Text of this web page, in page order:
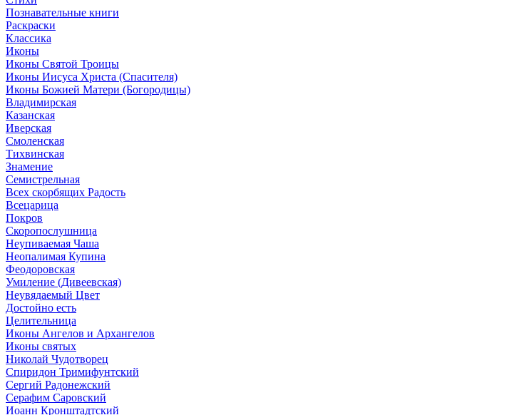
Познавательные книги
Раскраски
Классика
Иконы
Иконы Святой Троицы
Иконы Иисуса Христа (Спасителя)
Иконы Божией Матери (Богородицы)
Владимирская
Казанская
Иверская
Смоленская
Тихвинская
Знамение
Семистрельная
Всех скорбящих Радость
Всецарица
Покров
Скоропослушница
Неупиваемая Чаша
Неопалимая Купина
Феодоровская
Умиление (Дивеевская)
Неувядаемый Цвет
Достойно есть
Целительница
Иконы Ангелов и Архангелов
Иконы святых
Николай Чудотворец
Спиридон Тримифунтский
Сергий Радонежский
Серафим Саровский
Иоанн Кронштадтский